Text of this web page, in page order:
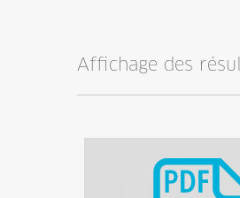
Affichage des